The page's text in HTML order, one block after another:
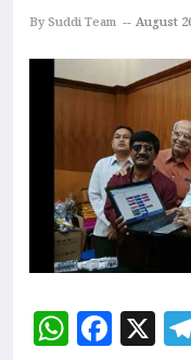
By Suddi Team August
X